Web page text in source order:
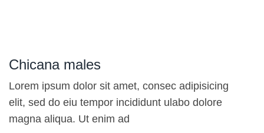
Chicana males
Lorem ipsum dolor sit amet, consec adipisicing
elit, sed do eiu tempor incididunt ulabo dolore
magna aliqua. Ut enim ad